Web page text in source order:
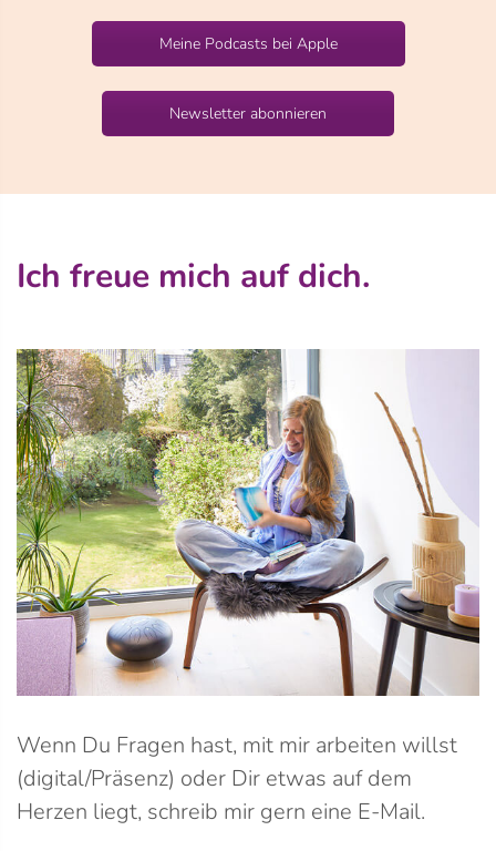
Meine Podcasts bei Apple
Newsletter abonnieren
Ich freue mich auf dich.
Wenn Du Fragen hast, mit mir arbeiten willst
(digital/Präsenz) oder Dir etwas auf dem
Herzen liegt, schreib mir gern eine E-Mail.